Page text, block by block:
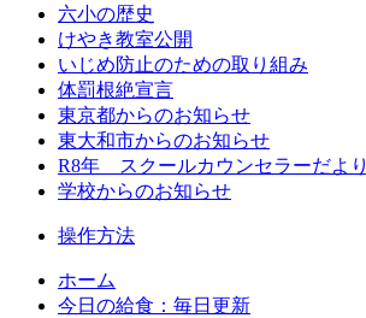
六小の歴史
けやき教室公開
いじめ防止のための取り組み
体罰根絶宣言
東京都からのお知らせ
東大和市からのお知らせ
R8年 スクールカウンセラーだより
学校からのお知らせ
操作方法
ホーム
今日の給食：毎日更新